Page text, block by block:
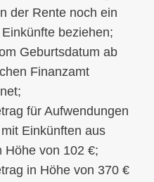
der Rente noch ein
beziehen;
Geburtsdatum ab
Finanzamt
für Aufwendungen
Einkünften aus
Höhe von 102 €;
in Höhe von 370 €